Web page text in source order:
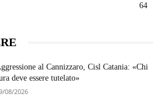
64
al Cannizzaro, Cisl Catania: «Chi
deve essere tutelato»
08/2026